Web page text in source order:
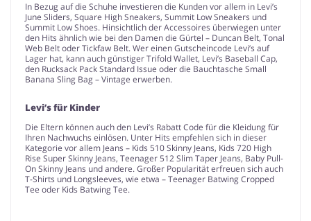
In Bezug auf die Schuhe investieren die Kunden vor allem in Levi’s
June Sliders, Square High Sneakers, Summit Low Sneakers und
Summit Low Shoes. Hinsichtlich der Accessoires überwiegen unter
den Hits ähnlich wie bei den Damen die Gürtel – Duncan Belt, Tonal
Web Belt oder Tickfaw Belt. Wer einen Gutscheincode Levi’s auf
Lager hat, kann auch günstiger Trifold Wallet, Levi’s Baseball Cap,
den Rucksack Pack Standard Issue oder die Bauchtasche Small
Banana Sling Bag – Vintage erwerben.
Levi’s für Kinder
Die Eltern können auch den Levi’s Rabatt Code für die Kleidung für
Ihren Nachwuchs einlösen. Unter Hits empfehlen sich in dieser
Kategorie vor allem Jeans – Kids 510 Skinny Jeans, Kids 720 High
Rise Super Skinny Jeans, Teenager 512 Slim Taper Jeans, Baby Pull-
On Skinny Jeans und andere. Großer Popularität erfreuen sich auch
T-Shirts und Longsleeves, wie etwa – Teenager Batwing Cropped
Tee oder Kids Batwing Tee.